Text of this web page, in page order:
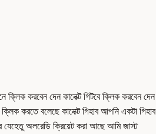
ক্লিক করবেন দেন কানেক্ট গিটবে ক্লিক করবেন দেন
করতে বলেছে কানেক্ট গিহাব আপনি একটা গিহাব
যেহেতু অলরেডি ক্রিয়েট করা আছে আমি জাস্ট